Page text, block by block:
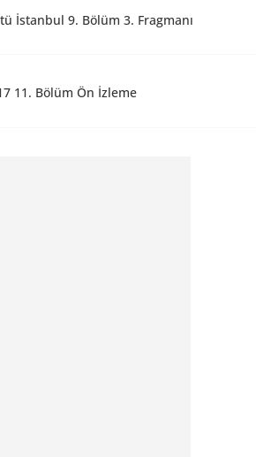
İstanbul 9. Bölüm 3. Fragmanı
11. Bölüm Ön İzleme